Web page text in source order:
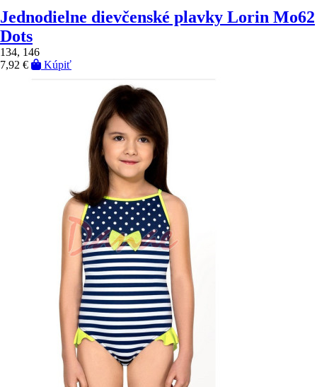
Jednodielne dievčenské plavky Lorin Mo62
Dots
134, 146
7,92 €
Kúpiť